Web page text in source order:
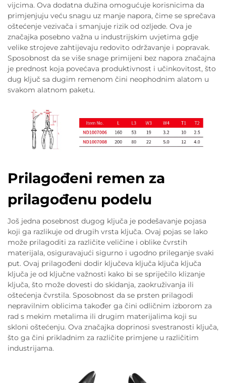
vijcima. Ova dodatna dužina omogućuje korisnicima da
primjenjuju veću snagu uz manje napora, čime se sprečava
oštećenje vezivača i smanjuje rizik od ozljede. Ova je
značajka posebno važna u industrijskim uvjetima gdje
velike strojeve zahtijevaju redovito održavanje i popravak.
Sposobnost da se više snage primijeni bez napora značajna
je prednost koja povećava produktivnost i učinkovitost, što
dug ključ sa dugim remenom čini neophodnim alatom u
svakom alatnom paketu.
Prilagođeni remen za
prilagođenu podelu
Još jedna posebnost dugog ključa je podešavanje pojasa
koji ga razlikuje od drugih vrsta ključa. Ovaj pojas se lako
može prilagoditi za različite veličine i oblike čvrstih
materijala, osiguravajući sigurno i ugodno prileganje svaki
put. Ovaj prilagođeni dodir ključeva ključa ključa ključa
ključa je od ključne važnosti kako bi se spriječilo klizanje
ključa, što može dovesti do skidanja, zaokruživanja ili
oštećenja čvrstila. Sposobnost da se prsten prilagodi
nepravilnim oblicima također ga čini odličnim izborom za
rad s mekim metalima ili drugim materijalima koji su
skloni oštećenju. Ova značajka doprinosi svestranosti ključa,
što ga čini prikladnim za različite primjene u različitim
industrijama.